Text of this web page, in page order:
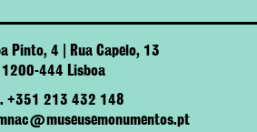
Pinto, 4 | Rua Capelo, 13
1200-444 Lisboa
+351 213 432 148